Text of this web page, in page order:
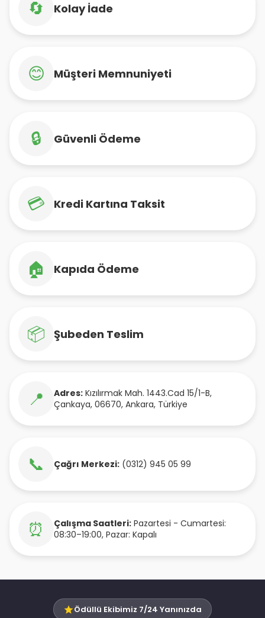
🔄 Kolay İade
😊 Müşteri Memnuniyeti
🔒 Güvenli Ödeme
💳 Kredi Kartına Taksit
🏠 Kapıda Ödeme
📦 Şubeden Teslim
📍 Adres: Kızılırmak Mah. 1443.Cad 15/1-B,
Çankaya, 06670, Ankara, Türkiye
📞 Çağrı Merkezi: (0312) 945 05 99
⏰ Çalışma Saatleri: Pazartesi - Cumartesi:
08:30–19:00, Pazar: Kapalı
Ödüllü Ekibimiz 7/24 Yanınızda